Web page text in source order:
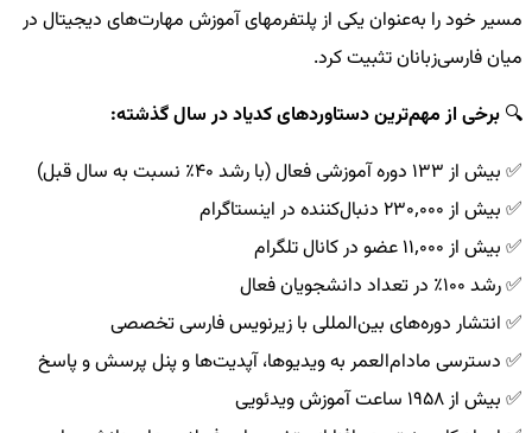
مسیر خود را به‌عنوان یکی از پلتفرمهای آموزش مهارت‌های دیجیتال در
میان فارسی‌زبانان تثبیت کرد.
🔍 برخی از مهم‌ترین دستاوردهای کدیاد در سال گذشته:
✅ بیش از ۱۳۳ دوره آموزشی فعال (با رشد ۴۰٪ نسبت به سال قبل)
✅ بیش از ۲۳۰,۰۰۰ دنبال‌کننده در اینستاگرام
✅ بیش از ۱۱,۰۰۰ عضو در کانال تلگرام
✅ رشد ۱۰۰٪ در تعداد دانشجویان فعال
✅ انتشار دوره‌های بین‌المللی با زیرنویس فارسی تخصصی
✅ دسترسی مادام‌العمر به ویدیوها، آپدیت‌ها و پنل پرسش و پاسخ
✅ بیش از ۱۹۵۸ ساعت آموزش ویدئویی